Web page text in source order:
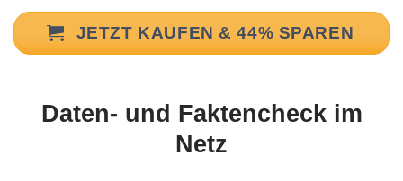
JETZT KAUFEN & 44% SPAREN
Daten- und Faktencheck im
Netz